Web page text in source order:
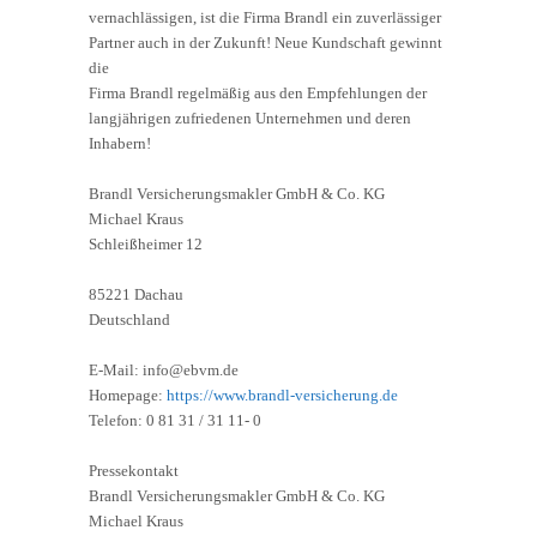
vernachlässigen, ist die Firma Brandl ein zuverlässiger
Partner auch in der Zukunft! Neue Kundschaft gewinnt
die
Firma Brandl regelmäßig aus den Empfehlungen der
langjährigen zufriedenen Unternehmen und deren
Inhabern!
Brandl Versicherungsmakler GmbH & Co. KG
Michael Kraus
Schleißheimer 12
85221 Dachau
Deutschland
E-Mail: info@ebvm.de
Homepage: https://www.brandl-versicherung.de
Telefon: 0 81 31 / 31 11- 0
Pressekontakt
Brandl Versicherungsmakler GmbH & Co. KG
Michael Kraus